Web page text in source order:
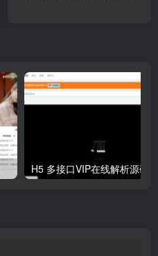
源码 H5 多接口VIP在线解析源码